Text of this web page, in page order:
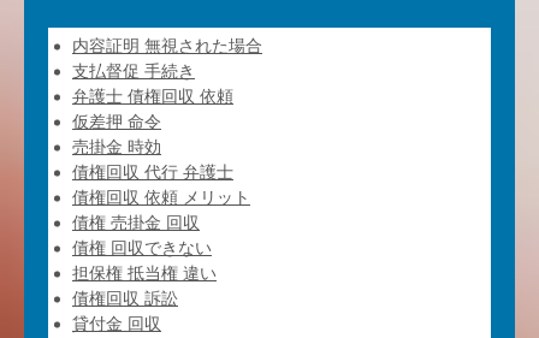
内容証明 無視された場合
支払督促 手続き
弁護士 債権回収 依頼
仮差押 命令
売掛金 時効
債権回収 代行 弁護士
債権回収 依頼 メリット
債権 売掛金 回収
債権 回収できない
担保権 抵当権 違い
債権回収 訴訟
貸付金 回収